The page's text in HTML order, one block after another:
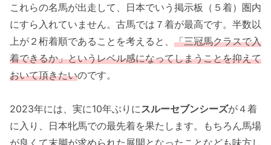
これらの名馬が出走して、日本でいう掲示板（５着）圏内
にすら入れていません。古馬では７着が最高です。半数以
上が２桁着順であることを考えると、 「三冠馬クラスで入
着できるか」というレベル感になってしまうことを抑えて
おいて頂きたいのです。
2023年には、実に10年ぶりにスルーセブンシーズが４着
に入り、日本牝馬での最先着を果たします。もちろん馬場